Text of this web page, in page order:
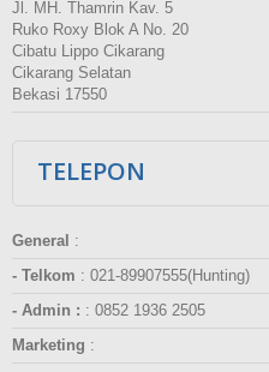
Jl. MH. Thamrin Kav. 5
Ruko Roxy Blok A No. 20
Cibatu Lippo Cikarang
Cikarang Selatan
Bekasi 17550
TELEPON
General :
- Telkom : 021-89907555(Hunting)
- Admin : : 0852 1936 2505
Marketing :